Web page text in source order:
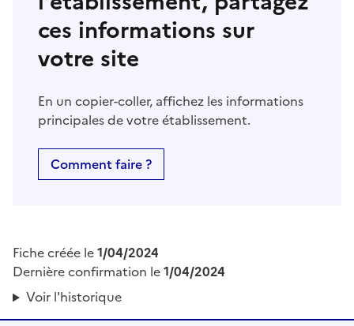
ces informations sur
votre site
En un copier-coller, affichez les informations
principales de votre établissement.
Comment faire ?
Fiche créée le1/04/2024
Dernière confirmation le1/04/2024
Voir l'historique